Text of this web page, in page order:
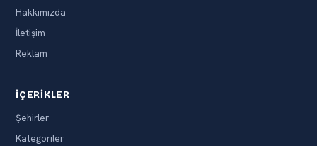
Hakkımızda
İletişim
Reklam
İÇERIKLER
Şehirler
Kategoriler